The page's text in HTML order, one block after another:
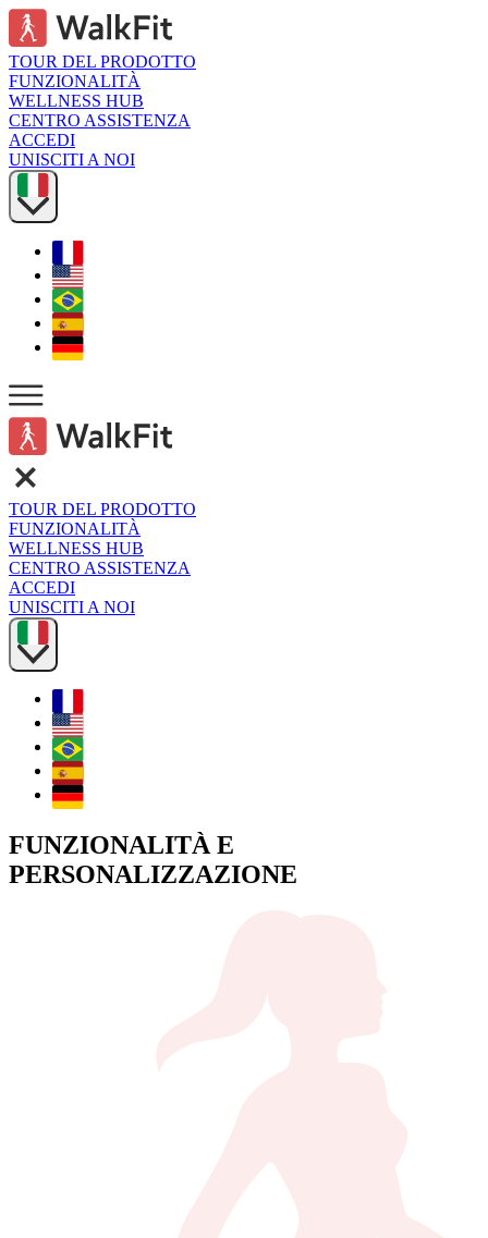
TOUR DEL PRODOTTO
FUNZIONALITÀ
WELLNESS HUB
CENTRO ASSISTENZA
ACCEDI
UNISCITI A NOI
TOUR DEL PRODOTTO
FUNZIONALITÀ
WELLNESS HUB
CENTRO ASSISTENZA
ACCEDI
UNISCITI A NOI
FUNZIONALITÀ E
PERSONALIZZAZIONE